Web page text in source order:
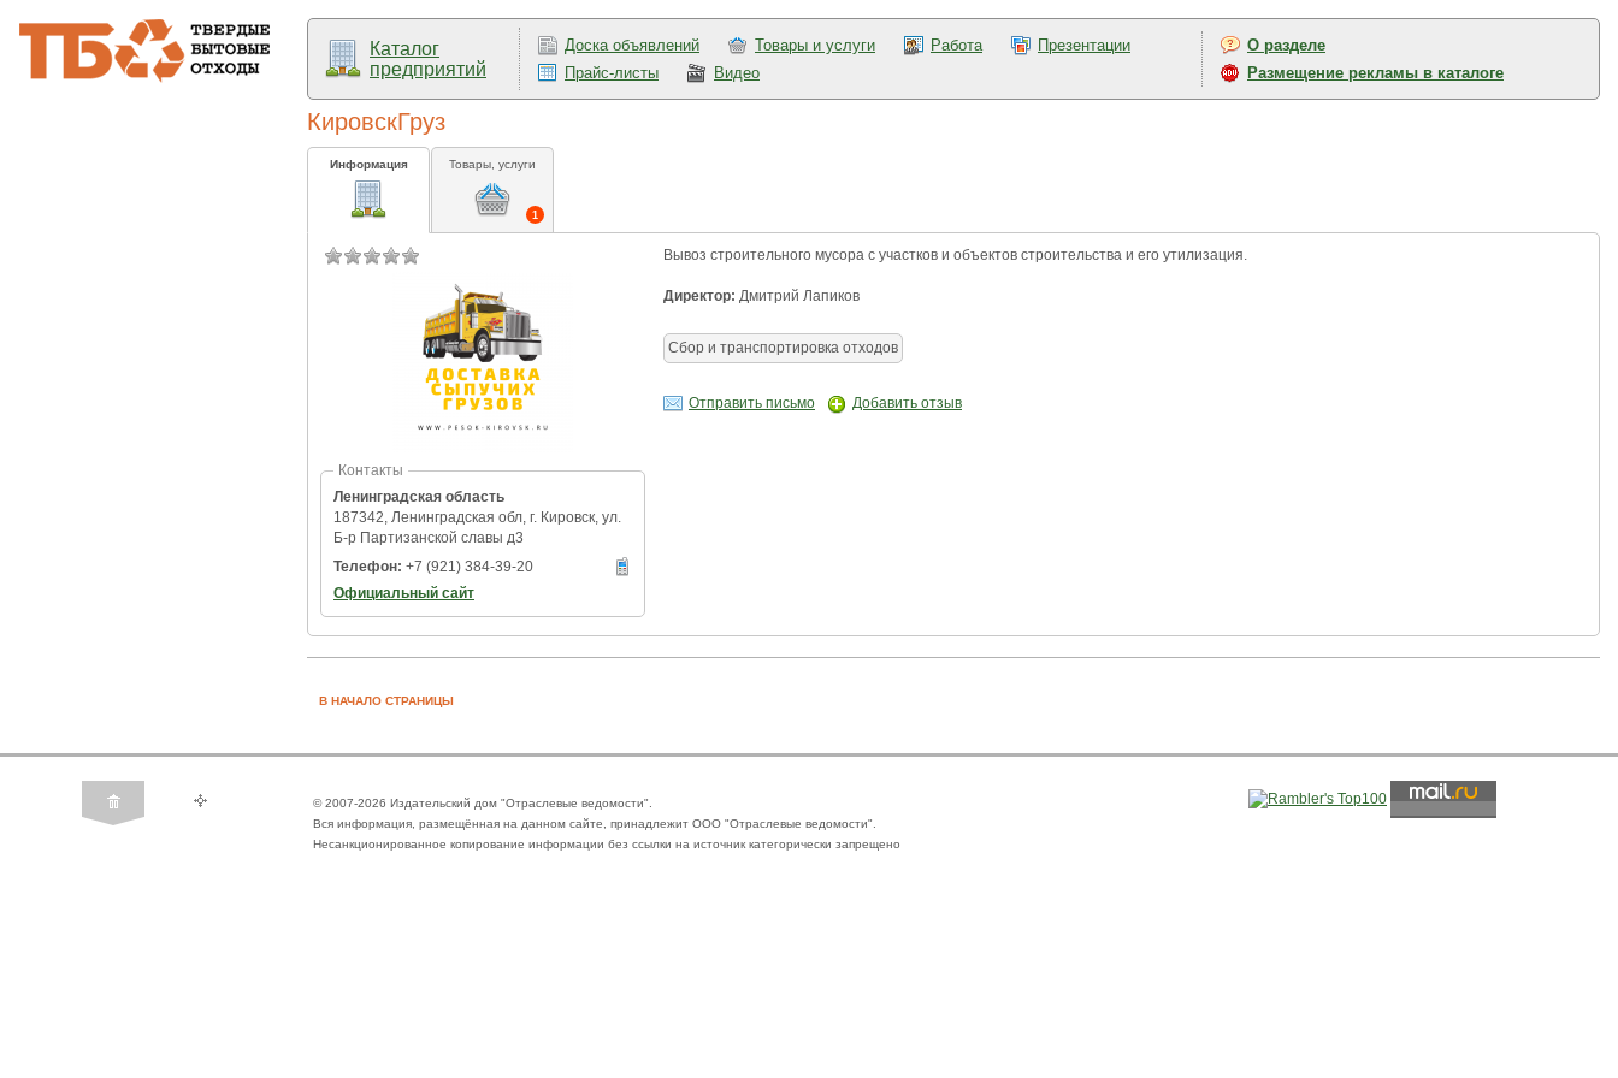
Каталог
предприятий
Доска объявлений Товары и услуги Работа
Презентации
Прайс-листы
Видео
О разделе
Размещение рекламы в каталоге
КировскГруз
Информация
1
Товары, услуги
Контакты
Ленинградская область
187342, Ленинградская обл, г. Кировск, ул.
Б-р Партизанской славы д3
Телефон: +7 (921) 384-39-20
Официальный сайт
Вывоз строительного мусора с участков и объектов строительства и его утилизация.
Директор: Дмитрий Лапиков
Сбор и транспортировка отходов
Отправить письмо Добавить отзыв
В НАЧАЛО СТРАНИЦЫ
© 2007-2026 Издательский дом "Отраслевые ведомости".
Вся информация, размещённая на данном сайте, принадлежит ООО "Отраслевые ведомости".
Несанкционированное копирование информации без ссылки на источник категорически запрещено